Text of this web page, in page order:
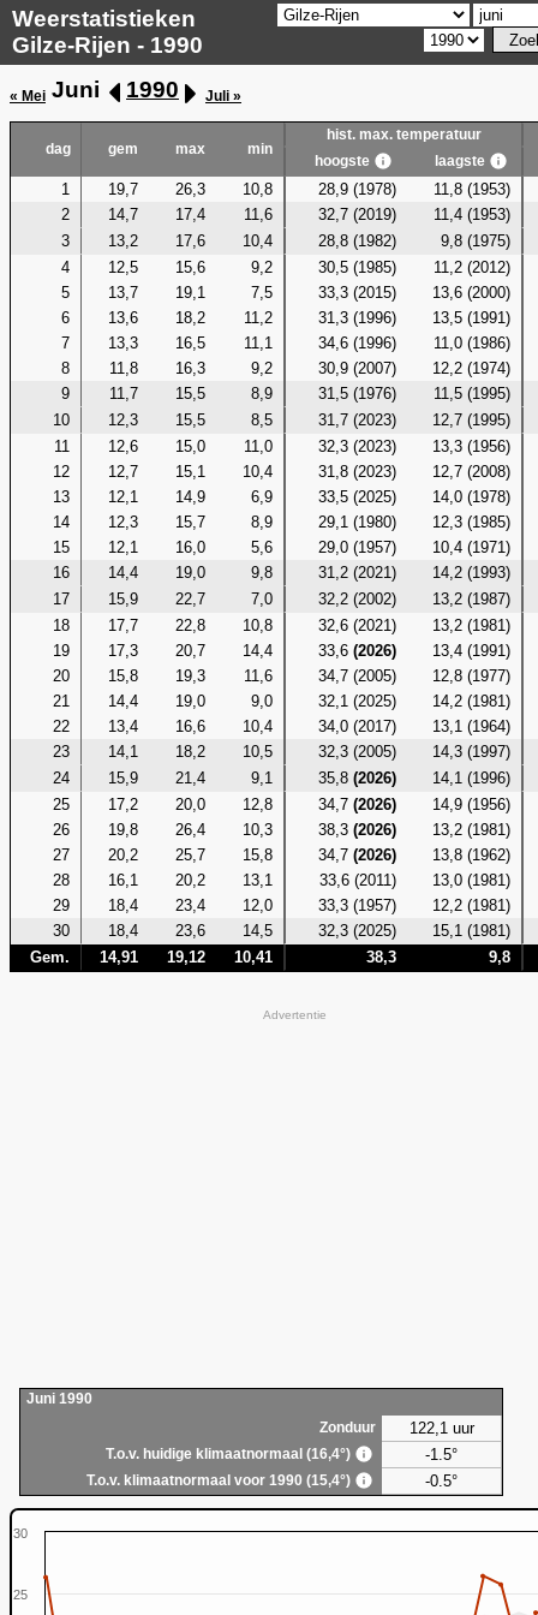
Weerstatistieken
Gilze-Rijen - 1990
« Mei Juni 1990 Juli »
dag gem max min
hist. max. temperatuur
hoogste
laagste
1 19,7 26,3 10,8 28,9 (1978)
11,8 (1953)
2
14,7 17,4 11,6 32,7 (2019)
11,4 (1953)
3
13,2 17,6 10,4 28,8 (1982)
9,8 (1975)
4
12,5 15,6 9,2 30,5 (1985)
11,2 (2012)
5
13,7 19,1 7,5 33,3 (2015)
13,6 (2000)
6
13,6 18,2 11,2 31,3 (1996)
13,5 (1991)
7
13,3 16,5 11,1 34,6 (1996)
11,0 (1986)
8
11,8 16,3 9,2 30,9 (2007)
12,2 (1974)
9
11,7 15,5 8,9 31,5 (1976)
11,5 (1995)
10
12,3 15,5 8,5 31,7 (2023)
12,7 (1995)
11
12,6 15,0 11,0 32,3 (2023)
13,3 (1956)
12
12,7 15,1 10,4 31,8 (2023)
12,7 (2008)
13
12,1 14,9 6,9 33,5 (2025)
14,0 (1978)
14
12,3 15,7 8,9 29,1 (1980)
12,3 (1985)
15
12,1 16,0 5,6 29,0 (1957)
10,4 (1971)
16
14,4 19,0 9,8 31,2 (2021)
14,2 (1993)
17
15,9 22,7 7,0 32,2 (2002)
13,2 (1987)
18
17,7 22,8 10,8 32,6 (2021)
13,2 (1981)
19
17,3 20,7 14,4 33,6(2026)
13,4 (1991)
20
15,8 19,3 11,6 34,7 (2005)
12,8 (1977)
21
14,4 19,0 9,0 32,1 (2025)
14,2 (1981)
22
13,4 16,6 10,4 34,0 (2017)
13,1 (1964)
23
14,1 18,2 10,5 32,3 (2005)
14,3 (1997)
24
15,9 21,4 9,1 35,8(2026)
14,1 (1996)
25
17,2 20,0 12,8 34,7(2026)
14,9 (1956)
26
19,8 26,4 10,3 38,3(2026)
13,2 (1981)
27
20,2 25,7 15,8 34,7(2026)
13,8 (1962)
28
16,1 20,2 13,1 33,6 (2011)
13,0 (1981)
29
18,4 23,4 12,0 33,3 (1957)
12,2 (1981)
30
18,4 23,6 14,5 32,3 (2025)
15,1 (1981)
Gem.
14,91 19,12 10,41 38,3 9,8
Advertentie
Juni 1990
Zonduur
122,1 uur
T.o.v. huidige klimaatnormaal (16,4°) -1.5°
T.o.v. klimaatnormaal voor 1990 (15,4°) -0.5°
25
30